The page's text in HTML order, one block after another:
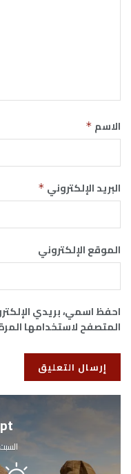
الاسم *
البريد الإلكتروني *
الموقع الإلكتروني
احفظ اسمي، بريدي
المتصفح لاستخدامها